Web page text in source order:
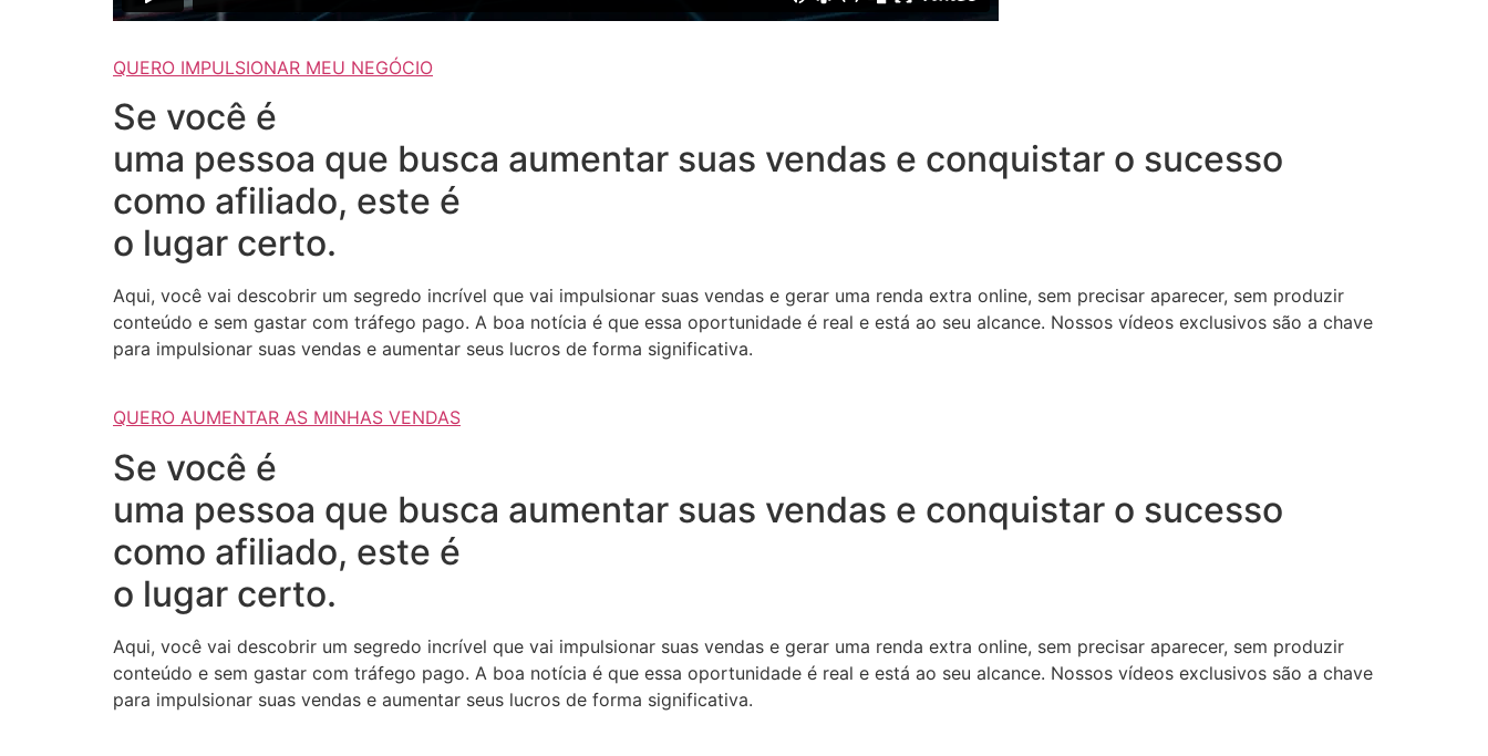
QUERO IMPULSIONAR MEU NEGÓCIO
Se você é
uma pessoa que busca aumentar suas vendas e conquistar o sucesso
como afiliado, este é
o lugar certo.
Aqui, você vai descobrir um segredo incrível que vai impulsionar suas vendas e gerar uma renda extra online, sem precisar aparecer, sem produzir
conteúdo e sem gastar com tráfego pago. A boa notícia é que essa oportunidade é real e está ao seu alcance. Nossos vídeos exclusivos são a chave
para impulsionar suas vendas e aumentar seus lucros de forma significativa.
QUERO AUMENTAR AS MINHAS VENDAS
Se você é
uma pessoa que busca aumentar suas vendas e conquistar o sucesso
como afiliado, este é
o lugar certo.
Aqui, você vai descobrir um segredo incrível que vai impulsionar suas vendas e gerar uma renda extra online, sem precisar aparecer, sem produzir
conteúdo e sem gastar com tráfego pago. A boa notícia é que essa oportunidade é real e está ao seu alcance. Nossos vídeos exclusivos são a chave
para impulsionar suas vendas e aumentar seus lucros de forma significativa.